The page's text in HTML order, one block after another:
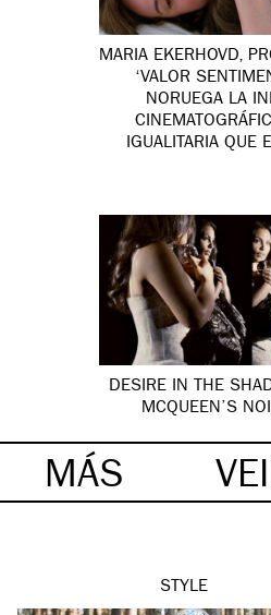
MARIA EKERHOVD,
‘VALOR
NORUEGA LA
IGUALITARIA QUE
DESIRE IN THE
MCQUEEN’S
MÁS
STYLE